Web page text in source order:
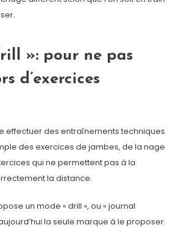
»: pour ne pas
d’exercices
effectuer des entraînements techniques
des exercices de jambes, de la nage
qui ne permettent pas à la
la distance.
un mode « drill », ou « journal
la seule marque à le proposer.